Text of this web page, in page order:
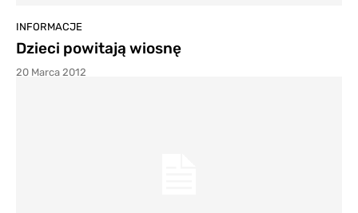
INFORMACJE
Dzieci powitają wiosnę
20 Marca 2012